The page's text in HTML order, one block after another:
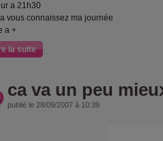
a 21h30
vous connaissez ma journée
a +
la suite
ca va un peu
publié le 28/09/2007 à 10:39